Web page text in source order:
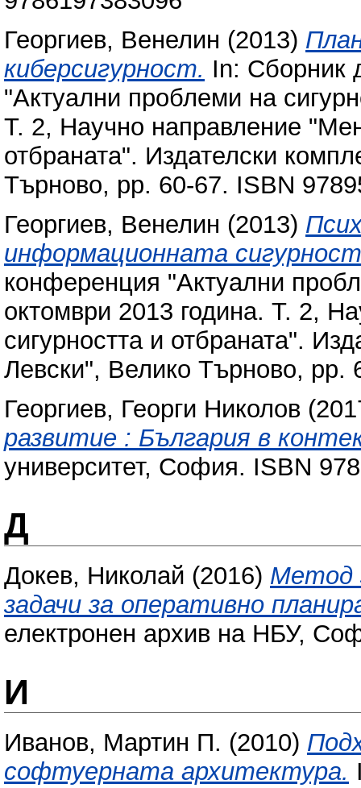
Георгиев, Венелин (2013)
киберсигурност. In: Сборник
"Актуални проблеми на
Т. 2, Научно направление
отбраната". Издателски
Търново, pp. 60-67. ISBN
Георгиев, Венелин (2013)
информационната
конференция "Актуални
октомври 2013 година. Т. 2,
сигурността и отбраната".
Левски", Велико Търново, pp.
Георгиев, Георги Николов
развитие : България в
университет, София. ISBN
Д
Докев, Николай (2016) Метод
задачи за оперативно
електронен архив на НБУ,
И
Иванов, Мартин П. (2010)
софтуерната архитектура.